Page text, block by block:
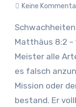
Keine
Matthäus 8:2 –
Meister alle
es falsch
Mission oder
bestand. Er